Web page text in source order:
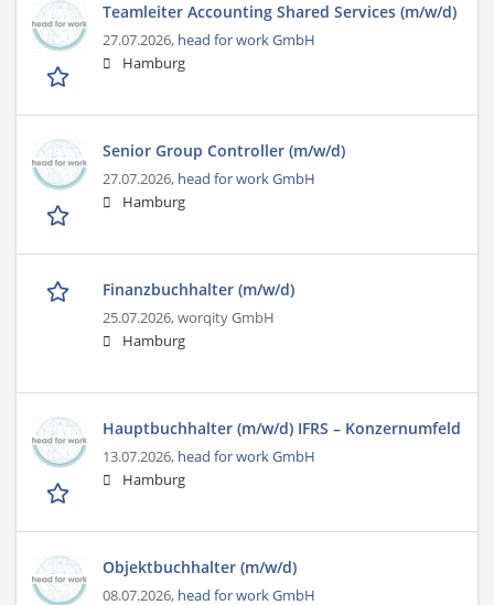
Teamleiter Accounting Shared Services (m/w/d)
27.07.2026, head for work GmbH
Hamburg
Senior Group Controller (m/w/d)
27.07.2026, head for work GmbH
Hamburg
Finanzbuchhalter (m/w/d)
25.07.2026,worqity GmbH
Hamburg
Hauptbuchhalter (m/w/d) IFRS – Konzernumfeld
13.07.2026, head for work GmbH
Hamburg
Objektbuchhalter (m/w/d)
08.07.2026, head for work GmbH